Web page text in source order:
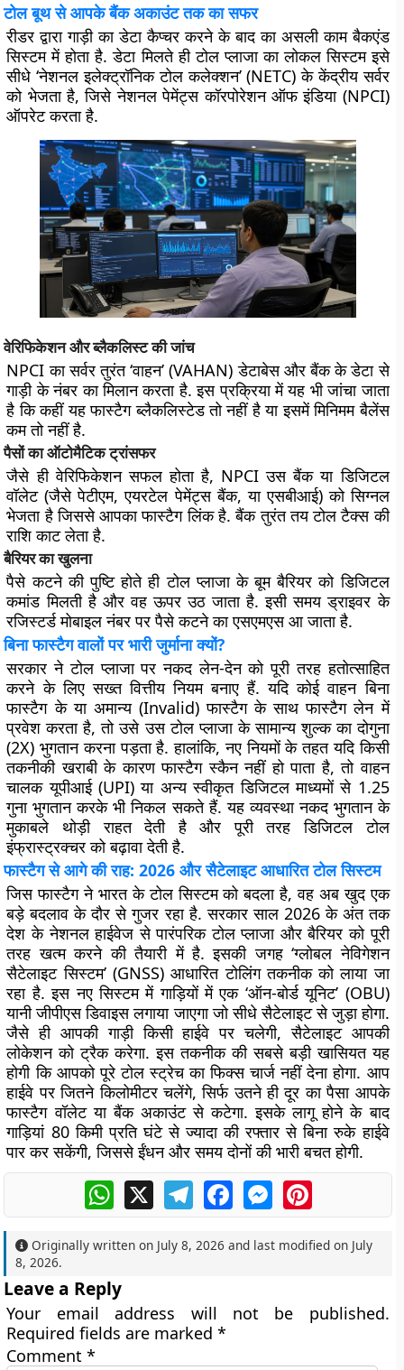
टोल बूथ से आपके बैंक अकाउंट तक का सफर
रीडर द्वारा गाड़ी का डेटा कैप्चर करने के बाद का असली काम बैकएंड
सिस्टम में होता है. डेटा मिलते ही टोल प्लाजा का लोकल सिस्टम इसे
सीधे ‘नेशनल इलेक्ट्रॉनिक टोल कलेक्शन’ (NETC) के केंद्रीय सर्वर
को भेजता है, जिसे नेशनल पेमेंट्स कॉरपोरेशन ऑफ इंडिया (NPCI)
ऑपरेट करता है.
वेरिफिकेशन और ब्लैकलिस्ट की जांच
NPCI का सर्वर तुरंत ‘वाहन’ (VAHAN) डेटाबेस और बैंक के डेटा से
गाड़ी के नंबर का मिलान करता है. इस प्रक्रिया में यह भी जांचा जाता
है कि कहीं यह फास्टैग ब्लैकलिस्टेड तो नहीं है या इसमें मिनिमम बैलेंस
कम तो नहीं है.
पैसों का ऑटोमैटिक ट्रांसफर
जैसे ही वेरिफिकेशन सफल होता है, NPCI उस बैंक या डिजिटल
वॉलेट (जैसे पेटीएम, एयरटेल पेमेंट्स बैंक, या एसबीआई) को सिग्नल
भेजता है जिससे आपका फास्टैग लिंक है. बैंक तुरंत तय टोल टैक्स की
राशि काट लेता है.
बैरियर का खुलना
पैसे कटने की पुष्टि होते ही टोल प्लाजा के बूम बैरियर को डिजिटल
कमांड मिलती है और वह ऊपर उठ जाता है. इसी समय ड्राइवर के
रजिस्टर्ड मोबाइल नंबर पर पैसे कटने का एसएमएस आ जाता है.
बिना फास्टैग वालों पर भारी जुर्माना क्यों?
सरकार ने टोल प्लाजा पर नकद लेन-देन को पूरी तरह हतोत्साहित
करने के लिए सख्त वित्तीय नियम बनाए हैं. यदि कोई वाहन बिना
फास्टैग के या अमान्य (Invalid) फास्टैग के साथ फास्टैग लेन में
प्रवेश करता है, तो उसे उस टोल प्लाजा के सामान्य शुल्क का दोगुना
(2X) भुगतान करना पड़ता है. हालांकि, नए नियमों के तहत यदि किसी
तकनीकी खराबी के कारण फास्टैग स्कैन नहीं हो पाता है, तो वाहन
चालक यूपीआई (UPI) या अन्य स्वीकृत डिजिटल माध्यमों से 1.25
गुना भुगतान करके भी निकल सकते हैं. यह व्यवस्था नकद भुगतान के
मुकाबले थोड़ी राहत देती है और पूरी तरह डिजिटल टोल
इंफ्रास्ट्रक्चर को बढ़ावा देती है.
फास्टैग से आगे की राह: 2026 और सैटेलाइट आधारित टोल सिस्टम
जिस फास्टैग ने भारत के टोल सिस्टम को बदला है, वह अब खुद एक
बड़े बदलाव के दौर से गुजर रहा है. सरकार साल 2026 के अंत तक
देश के नेशनल हाईवेज से पारंपरिक टोल प्लाजा और बैरियर को पूरी
तरह खत्म करने की तैयारी में है. इसकी जगह ‘ग्लोबल नेविगेशन
सैटेलाइट सिस्टम’ (GNSS) आधारित टोलिंग तकनीक को लाया जा
रहा है. इस नए सिस्टम में गाड़ियों में एक ‘ऑन-बोर्ड यूनिट’ (OBU)
यानी जीपीएस डिवाइस लगाया जाएगा जो सीधे सैटेलाइट से जुड़ा होगा.
जैसे ही आपकी गाड़ी किसी हाईवे पर चलेगी, सैटेलाइट आपकी
लोकेशन को ट्रैक करेगा. इस तकनीक की सबसे बड़ी खासियत यह
होगी कि आपको पूरे टोल स्ट्रेच का फिक्स चार्ज नहीं देना होगा. आप
हाईवे पर जितने किलोमीटर चलेंगे, सिर्फ उतने ही दूर का पैसा आपके
फास्टैग वॉलेट या बैंक अकाउंट से कटेगा. इसके लागू होने के बाद
गाड़ियां 80 किमी प्रति घंटे से ज्यादा की रफ्तार से बिना रुके हाईवे
पार कर सकेंगी, जिससे ईंधन और समय दोनों की भारी बचत होगी.
WhatsApp
X TelegramFacebookMessengerPinterest
Originally written on July 8, 2026 and last modified on July
8, 2026.
Leave a Reply
Your email address will not be published.
Required fields are marked*
Comment*